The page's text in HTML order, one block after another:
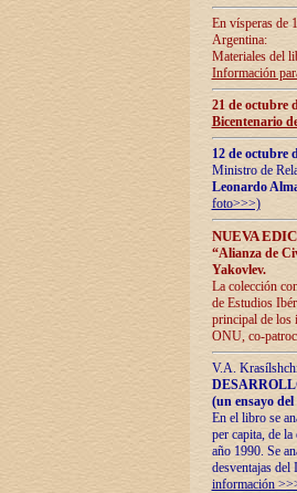
En vísperas de
Argentina:
Materiales del
Información
21 de octubre
Bicentenario
12 de octubre
Ministro de
Leonardo
foto>>>)
NUEVA
“Alianza de
Yakovlev.
La colección
de Estudios
principal de los
ONU, co-
V.A.
(un ensayo
En el libro se
per capita, de
año 1990. Se
desventajas
información